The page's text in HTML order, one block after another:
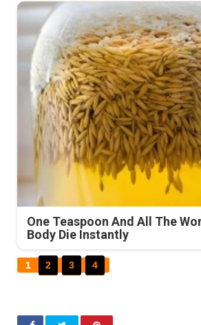
One Teaspoon And All The
Body Die Instantly
1 2 3 4